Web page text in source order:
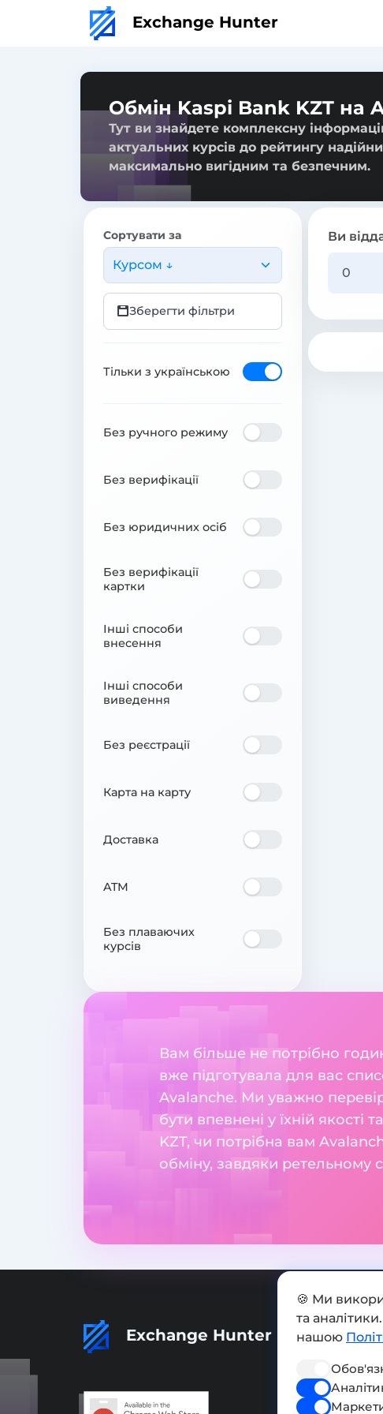
Exchange Hunter
Обмін Kaspi Bank KZT на
Тут ви знайдете комплексну
актуальних курсів до рейтингу
максимально вигідним та безпечним.
Сортувати за
Курсом ↓
Зберегти фільтри
Тільки з українською
Без ручного режиму
Без верифікації
Без юридичних осіб
Без верифікації
картки
Інші способи
внесення
Інші способи
виведення
Без реєстрації
Карта на карту
Доставка
ATM
Без плаваючих
курсів
Ви
Вам більше не потрібно
вже підготувала для вас
Avalanche. Ми уважно
бути впевнені у їхній
KZT, чи потрібна вам
обміну, завдяки ретельному
Exchange Hunter
🍪 Ми
та
нашою